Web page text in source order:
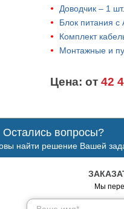
Доводчик – 1 шт.
Блок питания с
Комплект
Монтажные и
Цена: от42
Остались вопросы?
найти решение Вашей
Мы